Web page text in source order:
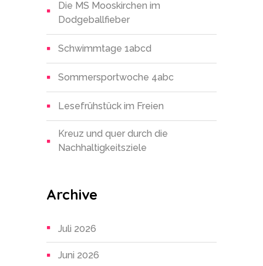
Die MS Mooskirchen im
Dodgeballfieber
Schwimmtage 1abcd
Sommersportwoche 4abc
Lesefrühstück im Freien
Kreuz und quer durch die
Nachhaltigkeitsziele
Archive
Juli 2026
Juni 2026